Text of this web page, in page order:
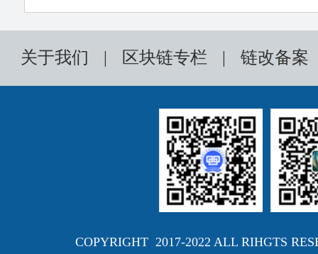
关于我们 区块链专栏 链改备案
COPYRIGHT 2017-2022 ALL RIHGTS